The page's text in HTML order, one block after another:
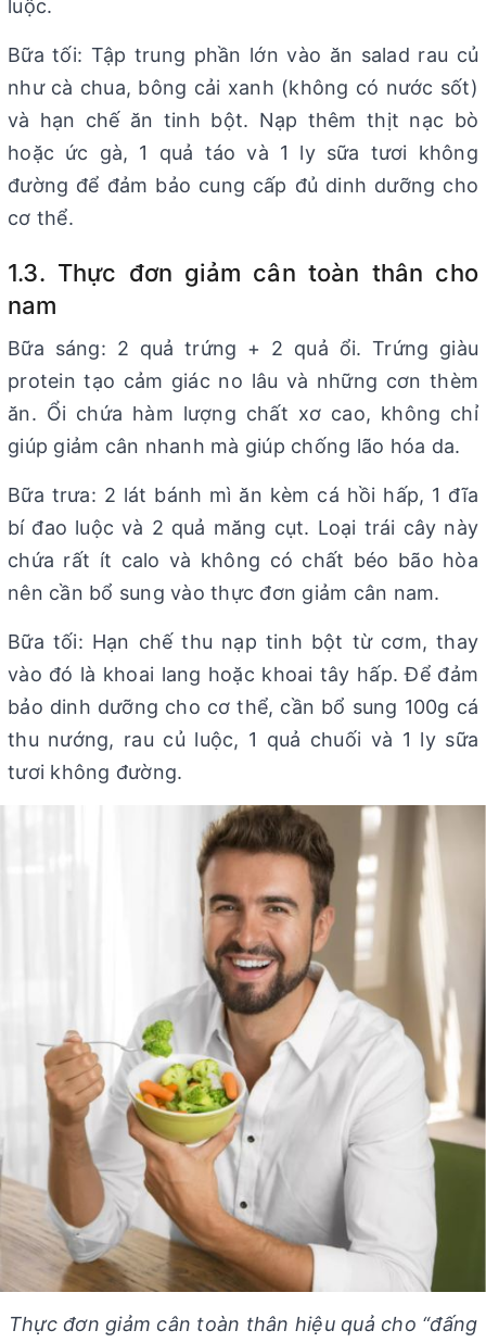
luộc.
Bữa tối: Tập trung phần lớn vào ăn salad rau củ
như cà chua, bông cải xanh (không có nước sốt)
và hạn chế ăn tinh bột. Nạp thêm thịt nạc bò
hoặc ức gà, 1 quả táo và 1 ly sữa tươi không
đường để đảm bảo cung cấp đủ dinh dưỡng cho
cơ thể.
1.3. Thực đơn giảm cân toàn thân cho
nam
Bữa sáng: 2 quả trứng + 2 quả ổi. Trứng giàu
protein tạo cảm giác no lâu và những cơn thèm
ăn. Ổi chứa hàm lượng chất xơ cao, không chỉ
giúp giảm cân nhanh mà giúp chống lão hóa da.
Bữa trưa: 2 lát bánh mì ăn kèm cá hồi hấp, 1 đĩa
bí đao luộc và 2 quả măng cụt. Loại trái cây này
chứa rất ít calo và không có chất béo bão hòa
nên cần bổ sung vào thực đơn giảm cân nam.
Bữa tối: Hạn chế thu nạp tinh bột từ cơm, thay
vào đó là khoai lang hoặc khoai tây hấp. Để đảm
bảo dinh dưỡng cho cơ thể, cần bổ sung 100g cá
thu nướng, rau củ luộc, 1 quả chuối và 1 ly sữa
tươi không đường.
Thực đơn giảm cân toàn thân hiệu quả cho “đấng